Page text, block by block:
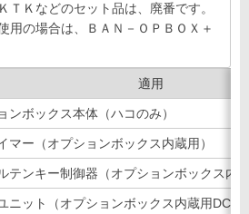
ＴＫなどのセット品は、廃番です。
用の場合は、ＢＡＮ－ＯＰＢＯＸ＋
適用
ンボックス本体（ハコのみ）
マー（オプションボックス内蔵用）
テンキー制御器（オプションボックス内
ニット（オプションボックス内蔵用